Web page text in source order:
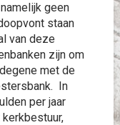
geen
staan
van deze
zijn om
met de
In
per jaar